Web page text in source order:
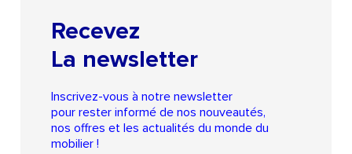
Recevez
La newsletter
Inscrivez-vous à notre newsletter
pour rester informé de nos nouveautés,
nos offres et les actualités du monde du
mobilier !